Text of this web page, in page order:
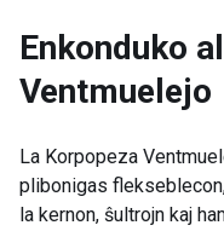
Enkonduko
Ventmuelejo
La Korpopeza
plibonigas
la kernon, ŝultrojn kaj